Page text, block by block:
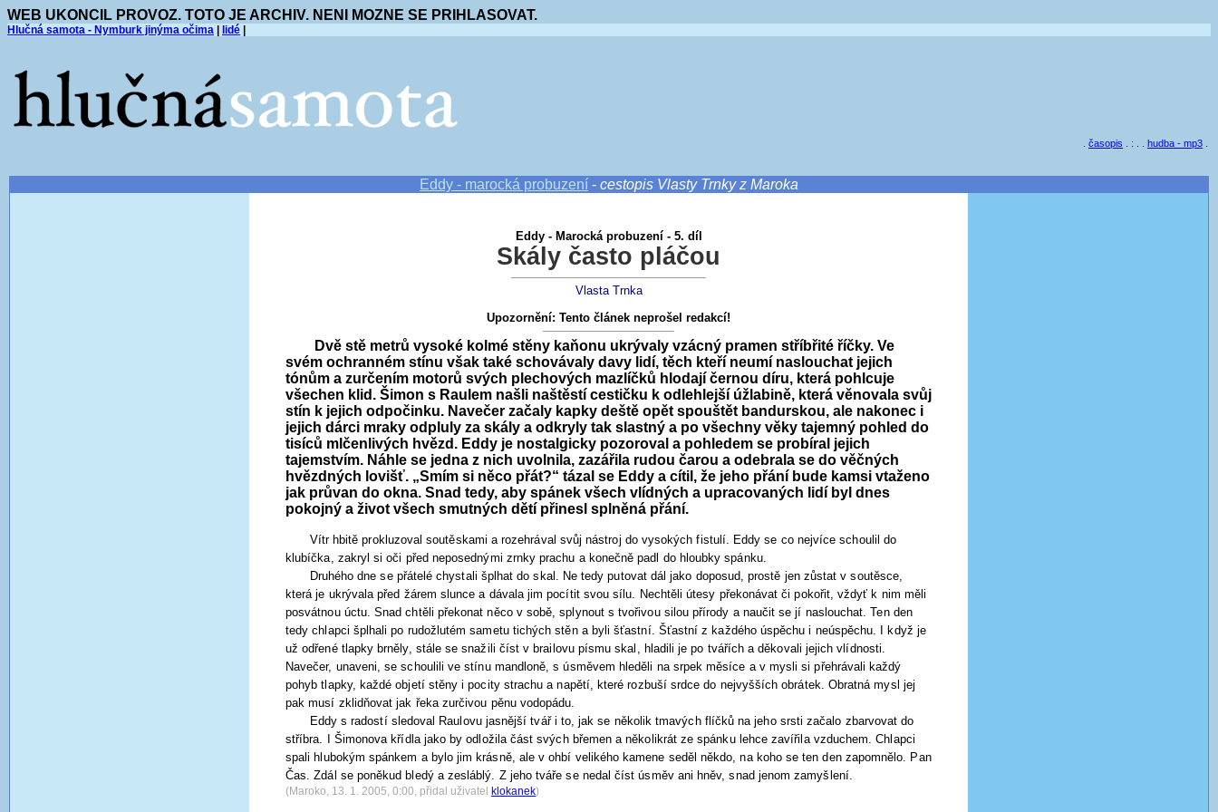
WEB UKONCIL PROVOZ. TOTO JE ARCHIV. NENI MOZNE SE PRIHLASOVAT.
Hlučná samota - Nymburk jinýma očima lidé
časopis . : . . hudba - mp3
Eddy - marocká probuzení - cestopis Vlasty Trnky z Maroka
Eddy - Marocká probuzení - 5. díl
Skály často pláčou
Vlasta Trnka
Upozornění: Tento článek neprošel redakcí!
Dvě stě metrů vysoké kolmé stěny kaňonu ukrývaly vzácný pramen stříbřité říčky. Ve
svém ochranném stínu však také schovávaly davy lidí, těch kteří neumí naslouchat jejich
tónům a zurčením motorů svých plechových mazlíčků hlodají černou díru, která pohlcuje
všechen klid. Šimon s Raulem našli naštěstí cestičku k odlehlejší úžlabině, která věnovala svůj
stín k jejich odpočinku. Navečer začaly kapky deště opět spouštět bandurskou, ale nakonec i
jejich dárci mraky odpluly za skály a odkryly tak slastný a po všechny věky tajemný pohled do
tisíců mlčenlivých hvězd. Eddy je nostalgicky pozoroval a pohledem se probíral jejich
tajemstvím. Náhle se jedna z nich uvolnila, zazářila rudou čarou a odebrala se do věčných
hvězdných lovišť. „Smím si něco přát?“ tázal se Eddy a cítil, že jeho přání bude kamsi vtaženo
jak průvan do okna. Snad tedy, aby spánek všech vlídných a upracovaných lidí byl dnes
pokojný a život všech smutných dětí přinesl splněná přání.
Vítr hbitě prokluzoval soutěskami a rozehrával svůj nástroj do vysokých fistulí. Eddy se co nejvíce schoulil do
klubíčka, zakryl si oči před neposednými zrnky prachu a konečně padl do hloubky spánku.
Druhého dne se přátelé chystali šplhat do skal. Ne tedy putovat dál jako doposud, prostě jen zůstat v soutěsce,
která je ukrývala před žárem slunce a dávala jim pocítit svou sílu. Nechtěli útesy překonávat či pokořit, vždyť k nim měli
posvátnou úctu. Snad chtěli překonat něco v sobě, splynout s tvořivou silou přírody a naučit se jí naslouchat. Ten den
tedy chlapci šplhali po rudožlutém sametu tichých stěn a byli šťastní. Šťastní z každého úspěchu i neúspěchu. I když je
už odřené tlapky brněly, stále se snažili číst v brailovu písmu skal, hladili je po tvářích a děkovali jejich vlídnosti.
Navečer, unaveni, se schoulili ve stínu mandloně, s úsměvem hleděli na srpek měsíce a v mysli si přehrávali každý
pohyb tlapky, každé objetí stěny i pocity strachu a napětí, které rozbuší srdce do nejvyšších obrátek. Obratná mysl jej
pak musí zklidňovat jak řeka zurčivou pěnu vodopádu.
Eddy s radostí sledoval Raulovu jasnější tvář i to, jak se několik tmavých flíčků na jeho srsti začalo zbarvovat do
stříbra. I Šimonova křídla jako by odložila část svých břemen a několikrát ze spánku lehce zavířila vzduchem. Chlapci
spali hlubokým spánkem a bylo jim krásně, ale v ohbí velikého kamene seděl někdo, na koho se ten den zapomnělo. Pan
Čas. Zdál se poněkud bledý a zesláblý. Z jeho tváře se nedal číst úsměv ani hněv, snad jenom zamyšlení.
(Maroko, 13. 1. 2005, 0:00, přidal uživatel klokanek)